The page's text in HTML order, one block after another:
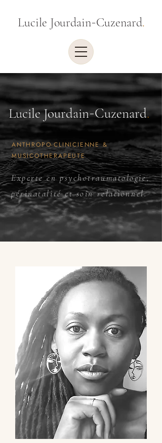
Lucile Jourdain-Cuzenard.
Lucile Jourdain-Cuzenard.
ANTHROPO-CLINICIENNE &
MUSICOTHERAPEUTE
Experte en psychotraumatologie,
périnatalité et soin relationnel.